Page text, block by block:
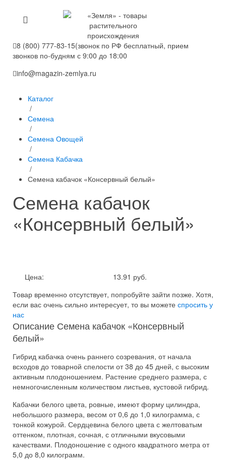
8 (800) 777-83-15(звонок по РФ бесплатный, прием
звонков по-будням с 9:00 до 18:00
info@magazin-zemlya.ru
Каталог
/
Семена
/
Семена Овощей
/
Семена Кабачка
/
Семена кабачок «Консервный белый»
Семена кабачок
«Консервный белый»
Цена:
13.91 руб.
Товар временно отсутствует, попробуйте зайти позже. Хотя,
если вас очень сильно интересует, то вы можете спросить у
нас
Описание Семена кабачок «Консервный
белый»
Гибрид кабачка очень раннего созревания, от начала
всходов до товарной спелости от 38 до 45 дней, с высоким
активным плодоношением. Растение среднего размера, с
немногочисленным количеством листьев, кустовой гибрид.
Кабачки белого цвета, ровные, имеют форму цилиндра,
небольшого размера, весом от 0,6 до 1,0 килограмма, с
тонкой кожурой. Сердцевина белого цвета с желтоватым
оттенком, плотная, сочная, с отличными вкусовыми
качествами. Плодоношение с одного квадратного метра от
5,0 до 8,0 килограмм.